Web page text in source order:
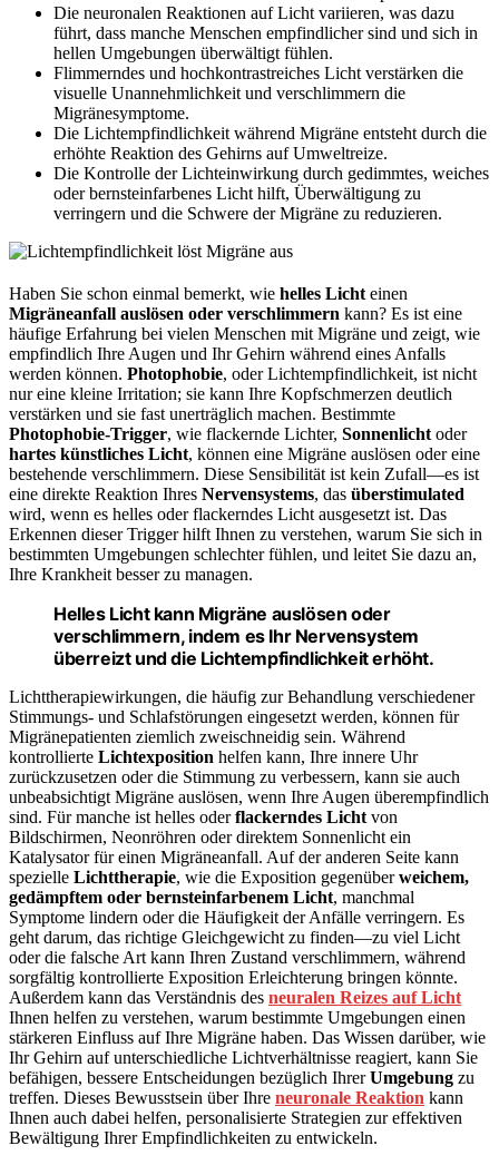
Die neuronalen Reaktionen auf Licht variieren, was dazu
führt, dass manche Menschen empfindlicher sind und sich in
hellen Umgebungen überwältigt fühlen.
Flimmerndes und hochkontrastreiches Licht verstärken die
visuelle Unannehmlichkeit und verschlimmern die
Migränesymptome.
Die Lichtempfindlichkeit während Migräne entsteht durch die
erhöhte Reaktion des Gehirns auf Umweltreize.
Die Kontrolle der Lichteinwirkung durch gedimmtes, weiches
oder bernsteinfarbenes Licht hilft, Überwältigung zu
verringern und die Schwere der Migräne zu reduzieren.
Haben Sie schon einmal bemerkt, wie helles Licht einen
Migräneanfall auslösen oder verschlimmern kann? Es ist eine
häufige Erfahrung bei vielen Menschen mit Migräne und zeigt, wie
empfindlich Ihre Augen und Ihr Gehirn während eines Anfalls
werden können. Photophobie, oder Lichtempfindlichkeit, ist nicht
nur eine kleine Irritation; sie kann Ihre Kopfschmerzen deutlich
verstärken und sie fast unerträglich machen. Bestimmte
Photophobie-Trigger, wie flackernde Lichter, Sonnenlicht oder
hartes künstliches Licht, können eine Migräne auslösen oder eine
bestehende verschlimmern. Diese Sensibilität ist kein Zufall—es ist
eine direkte Reaktion Ihres Nervensystems, das überstimulated
wird, wenn es helles oder flackerndes Licht ausgesetzt ist. Das
Erkennen dieser Trigger hilft Ihnen zu verstehen, warum Sie sich in
bestimmten Umgebungen schlechter fühlen, und leitet Sie dazu an,
Ihre Krankheit besser zu managen.
Helles Licht kann Migräne auslösen oder
verschlimmern, indem es Ihr Nervensystem
überreizt und die Lichtempfindlichkeit erhöht.
Lichttherapiewirkungen, die häufig zur Behandlung verschiedener
Stimmungs- und Schlafstörungen eingesetzt werden, können für
Migränepatienten ziemlich zweischneidig sein. Während
kontrollierte Lichtexposition helfen kann, Ihre innere Uhr
zurückzusetzen oder die Stimmung zu verbessern, kann sie auch
unbeabsichtigt Migräne auslösen, wenn Ihre Augen überempfindlich
sind. Für manche ist helles oderflackerndes Licht von
Bildschirmen, Neonröhren oder direktem Sonnenlicht ein
Katalysator für einen Migräneanfall. Auf der anderen Seite kann
spezielle Lichttherapie, wie die Exposition gegenüberweichem,
gedämpftem oder bernsteinfarbenem Licht, manchmal
Symptome lindern oder die Häufigkeit der Anfälle verringern. Es
geht darum, das richtige Gleichgewicht zu finden—zu viel Licht
oder die falsche Art kann Ihren Zustand verschlimmern, während
sorgfältig kontrollierte Exposition Erleichterung bringen könnte.
Außerdem kann das Verständnis des neuralen Reizes auf Licht
Ihnen helfen zu verstehen, warum bestimmte Umgebungen einen
stärkeren Einfluss auf Ihre Migräne haben. Das Wissen darüber, wie
Ihr Gehirn auf unterschiedliche Lichtverhältnisse reagiert, kann Sie
befähigen, bessere Entscheidungen bezüglich IhrerUmgebung zu
treffen. Dieses Bewusstsein über Ihre neuronale Reaktion kann
Ihnen auch dabei helfen, personalisierte Strategien zur effektiven
Bewältigung Ihrer Empfindlichkeiten zu entwickeln.